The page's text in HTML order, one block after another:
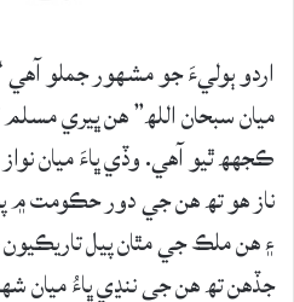
اردو ٻوليءَ جو مشھور جملو آھي
ميان سبحان اللھ” ھن ڀيري
ڪجھھ ٿيو آھي. وڏي ڀاءَ ميان
ناز ھو تھ ھن جي دور حڪومت ۾
۽ ھن ملڪ جي مٿان پيل
جڏھن تھ ھن جي ننڍي ڀاءُ